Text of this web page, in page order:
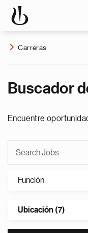
Carreras
Buscador
Encuentre
Función
Ubicación (7)